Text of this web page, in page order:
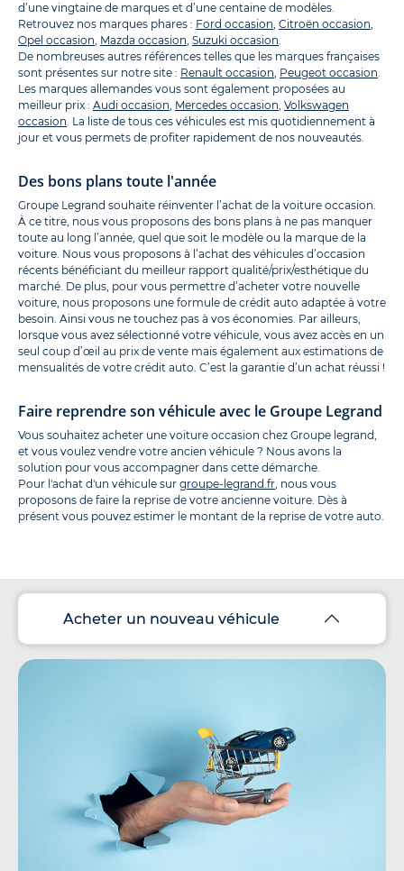
d’une vingtaine de marques et d’une centaine de modèles.
Retrouvez nos marques phares : Ford occasion, Citroën occasion,
Opel occasion, Mazda occasion, Suzuki occasion.
De nombreuses autres références telles que les marques françaises
sont présentes sur notre site : Renault occasion, Peugeot occasion.
Les marques allemandes vous sont également proposées au
meilleur prix : Audi occasion, Mercedes occasion, Volkswagen
occasion. La liste de tous ces véhicules est mis quotidiennement à
jour et vous permets de profiter rapidement de nos nouveautés.
Des bons plans toute l'année
Groupe Legrand souhaite réinventer l’achat de la voiture occasion.
À ce titre, nous vous proposons des bons plans à ne pas manquer
toute au long l’année, quel que soit le modèle ou la marque de la
voiture. Nous vous proposons à l’achat des véhicules d’occasion
récents bénéficiant du meilleur rapport qualité/prix/esthétique du
marché. De plus, pour vous permettre d’acheter votre nouvelle
voiture, nous proposons une formule de crédit auto adaptée à votre
besoin. Ainsi vous ne touchez pas à vos économies. Par ailleurs,
lorsque vous avez sélectionné votre véhicule, vous avez accès en un
seul coup d’œil au prix de vente mais également aux estimations de
mensualités de votre crédit auto. C’est la garantie d’un achat réussi !
Faire reprendre son véhicule avec le Groupe Legrand
Vous souhaitez acheter une voiture occasion chez Groupe legrand,
et vous voulez vendre votre ancien véhicule ? Nous avons la
solution pour vous accompagner dans cette démarche.
Pour l'achat d'un véhicule sur groupe-legrand.fr, nous vous
proposons de faire la reprise de votre ancienne voiture. Dès à
présent vous pouvez estimer le montant de la reprise de votre auto.
Acheter un nouveau véhicule